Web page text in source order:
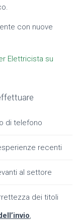
con nuove
Elettricista su
di telefono
recenti
al settore
dei titoli
,